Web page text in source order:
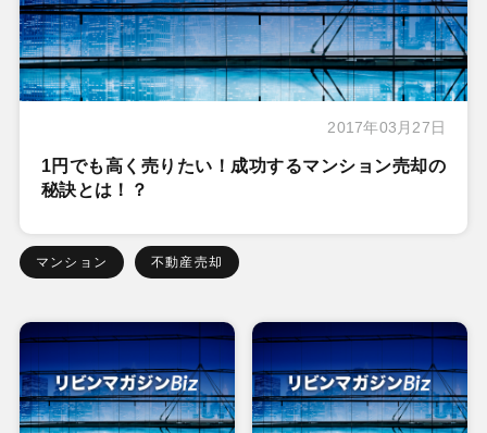
2017年03月27日
1円でも高く売りたい！成功するマンション売却の
秘訣とは！？
マンション 不動産売却